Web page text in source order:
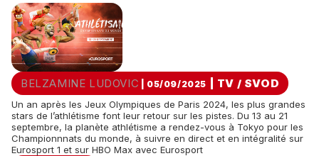
BELZAMINE LUDOVIC | 05/09/2025 TV / SVOD
Un an après les Jeux Olympiques de Paris 2024, les plus grandes
stars de l’athlétisme font leur retour sur les pistes. Du 13 au 21
septembre, la planète athlétisme a rendez-vous à Tokyo pour les
Championnnats du monde, à suivre en direct et en intégralité sur
Eurosport 1 et sur HBO Max avec Eurosport